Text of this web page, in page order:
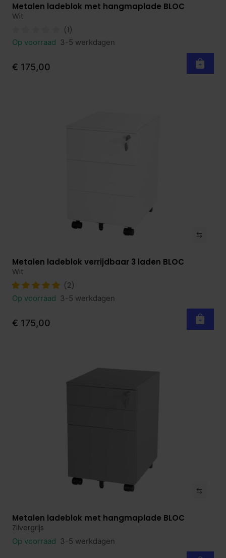
Bekijk product
Metalen ladeblok met hangmaplade BLOC
Wit
(1)
Op voorraad 3-5 werkdagen
€ 175,00
Bekijk product
Metalen ladeblok verrijdbaar 3 laden BLOC
Wit
(2)
Op voorraad 3-5 werkdagen
€ 175,00
Bekijk product
Metalen ladeblok met hangmaplade BLOC
Zilvergrijs
Op voorraad 3-5 werkdagen